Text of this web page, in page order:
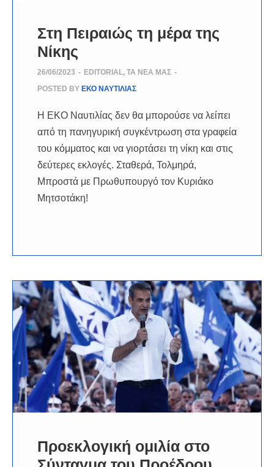
Στη Πειραιώς τη μέρα της
Νίκης
26/06/2023 - EDITORIAL, ΤΑ ΝΈΑ ΜΑΣ -
POSTED BY ΕΚΟ ΝΑΥΤΙΛΙΑΣ
Η ΕΚΟ Ναυτιλίας δεν θα μπορούσε να λείπει
από τη πανηγυρική συγκέντρωση στα γραφεία
του κόμματος και να γιορτάσει τη νίκη και στις
δεύτερες εκλογές. Σταθερά, Τολμηρά,
Μπροστά με Πρωθυπουργό τον Κυριάκο
Μητσοτάκη!
Προεκλογική ομιλία στο